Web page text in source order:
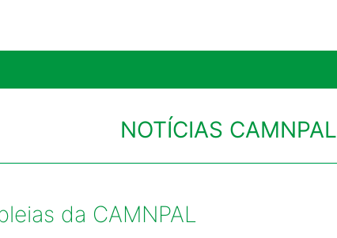
NOTÍCIAS CAMNPAL
da CAMNPAL